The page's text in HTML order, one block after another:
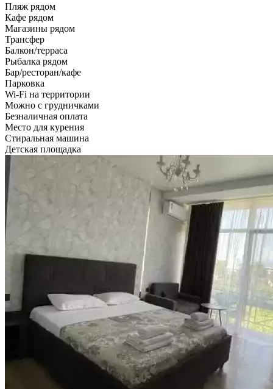
Пляж рядом
Кафе рядом
Магазины рядом
Трансфер
Балкон/терраса
Рыбалка рядом
Бар/ресторан/кафе
Парковка
Wi-Fi на территории
Можно с грудничками
Безналичная оплата
Место для курения
Стиральная машина
Детская площадка